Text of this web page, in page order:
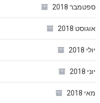
ספטמבר 2018
אוגוסט 2018
יולי 2018
יוני 2018
מאי 2018